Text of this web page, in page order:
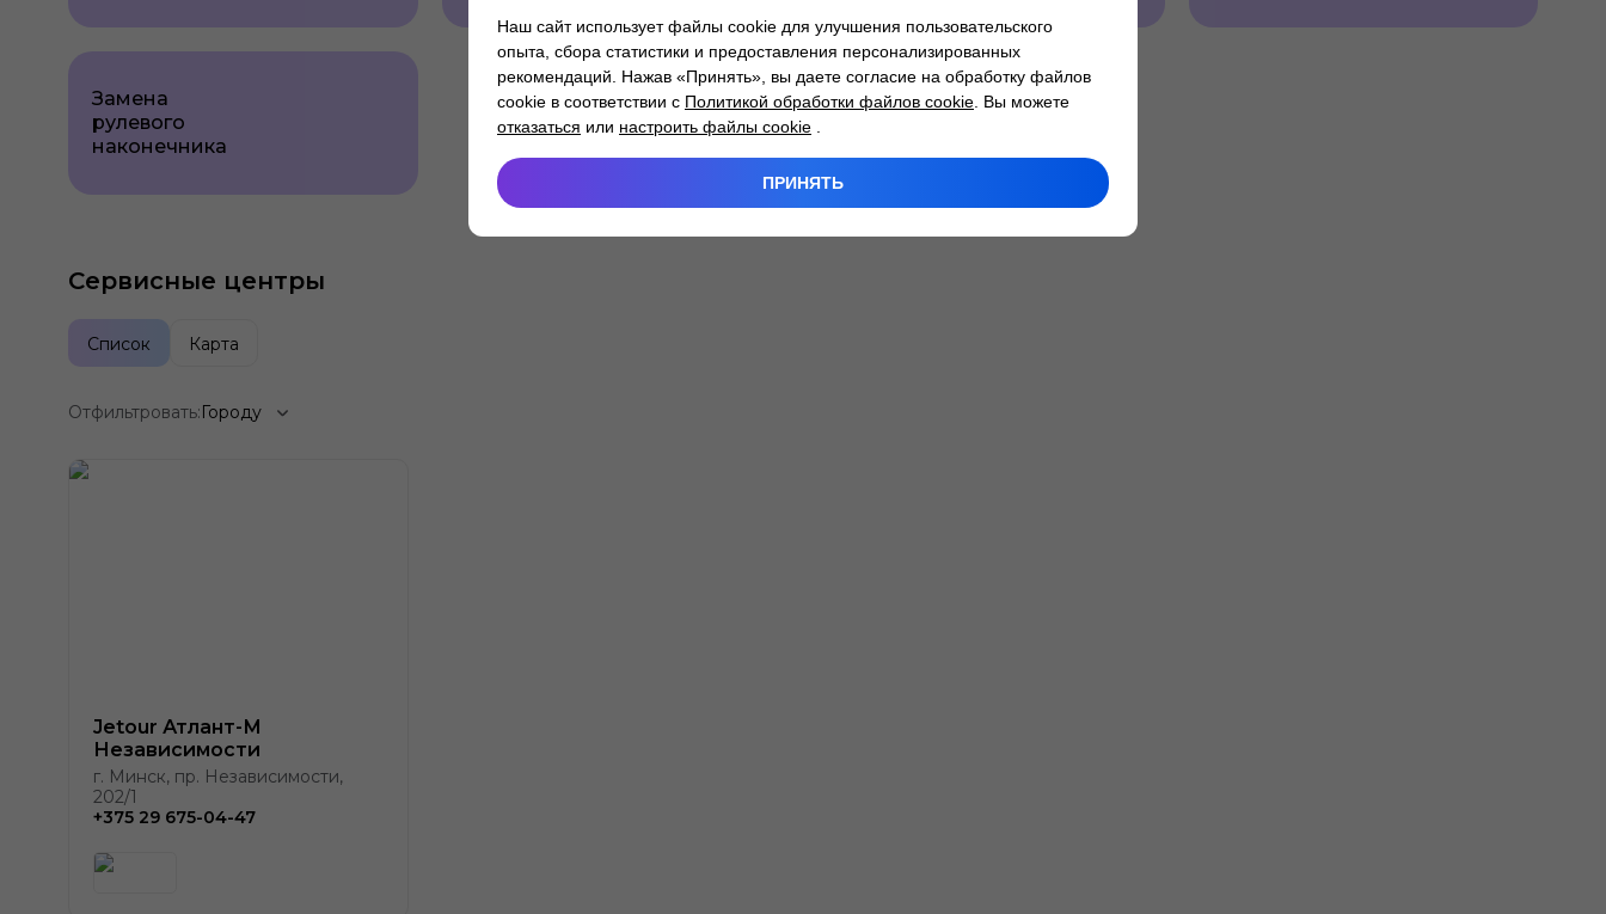
Замена
рулевого
наконечника
Сервисные центры
Список Карта
Отфильтровать:Городу
Jetour Атлант-М
Независимости
г. Минск, пр. Независимости,
202/1
+375 29 675-04-47
Наш сайт использует файлы cookie для улучшения пользовательского
опыта, сбора статистики и предоставления персонализированных
рекомендаций. Нажав «Принять», вы даете согласие на обработку файлов
cookie в соответствии с Политикой обработки файлов cookie . Вы можете
отказаться или настроить файлы cookie
ПРИНЯТЬ